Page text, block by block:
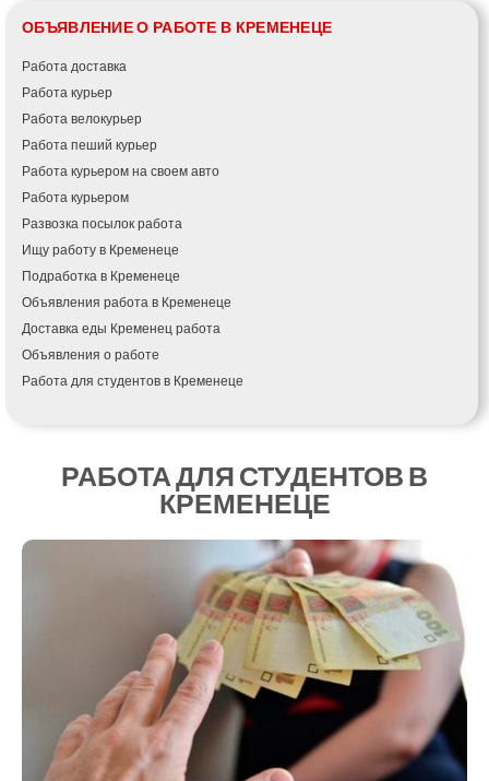
ОБЪЯВЛЕНИЕ О РАБОТЕ В КРЕМЕНЕЦЕ
Работа доставка
Работа курьер
Работа велокурьер
Работа пеший курьер
Работа курьером на своем авто
Работа курьером
Развозка посылок работа
Ищу работу в Кременеце
Подработка в Кременеце
Объявления работа в Кременеце
Доставка еды Кременец работа
Объявления о работе
Работа для студентов в Кременеце
РАБОТА ДЛЯ СТУДЕНТОВ В
КРЕМЕНЕЦЕ
Фонтанка
Гадяч
Гатное
Глеваха
Горишние Плавни
Гостомель
Харьков
Херсон
Хмельницкий
Хмельник
Ирпень
Ивано-Франковск
Измаил
Кагарлык
Калуш
Каменец-Подольский
Канев
Казатин
Кобеляки
Корсунь-Шевченковский
Козин
Красноград
Кременчуг